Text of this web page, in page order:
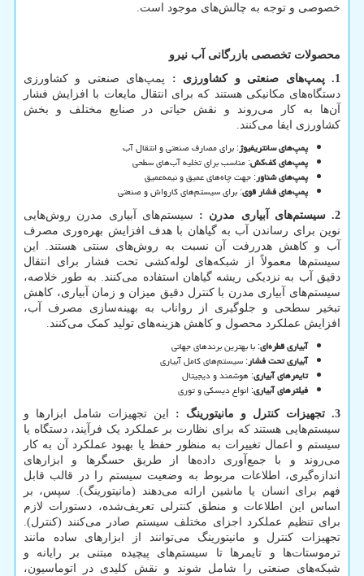
خصوصی و توجه به چالش‌های موجود است.
محصولات تخصصی بازرگانی آب نیرو
1. پمپ‌های صنعتی و کشاورزی :
پمپ‌های صنعتی و کشاورزی
دستگاه‌های مکانیکی هستند که برای انتقال مایعات با افزایش فشار
آن‌ها به کار می‌روند و نقش حیاتی در صنایع مختلف و بخش
کشاورزی ایفا می‌کنند.
پمپ‌های سانتریفیوژ: برای مصارف صنعتی و انتقال آب
پمپ‌های کف‌کش: مناسب برای تخلیه آب‌های سطحی
پمپ‌های شناور: جهت چاه‌های عمیق و نیمه‌عمیق
پمپ‌های فشار قوی: برای سیستم‌های کارواش و صنعتی
2. سیستم‌های آبیاری مدرن :
سیستم‌های آبیاری مدرن روش‌هایی
نوین برای رساندن آب به گیاهان با هدف افزایش بهره‌وری مصرف
آب و کاهش هدررفت آن نسبت به روش‌های سنتی هستند. این
سیستم‌ها معمولاً از شبکه‌های لوله‌کشی تحت فشار برای انتقال
دقیق آب به نزدیکی ریشه گیاهان استفاده می‌کنند. به طور خلاصه،
سیستم‌های آبیاری مدرن با کنترل دقیق میزان و زمان آبیاری، کاهش
تبخیر سطحی و جلوگیری از رواناب به بهینه‌سازی مصرف آب،
افزایش عملکرد محصول و کاهش هزینه‌های تولید کمک می‌کنند.
آبیاری قطره‌ای: با بهترین برندهای جهانی
آبیاری تحت فشار: سیستم‌های کامل آبیاری
تایمرهای آبیاری: هوشمند و دیجیتال
فیلترهای آبیاری: انواع دیسکی و توری
3. تجهیزات کنترل و مانیتورینگ :
این تجهیزات شامل ابزارها و
سیستم‌هایی هستند که برای نظارت بر عملکرد یک فرآیند، دستگاه یا
سیستم و اعمال تغییرات به منظور حفظ یا بهبود عملکرد آن به کار
می‌روند و با جمع‌آوری داده‌ها از طریق حسگرها و ابزارهای
اندازه‌گیری، اطلاعات مربوط به وضعیت سیستم را در قالب قابل
فهم برای انسان یا ماشین ارائه می‌دهند (مانیتورینگ). سپس، بر
اساس این اطلاعات و منطق کنترلی تعریف‌شده، دستورات لازم
برای تنظیم عملکرد اجزای مختلف سیستم صادر می‌کنند (کنترل).
تجهیزات کنترل و مانیتورینگ می‌توانند از ابزارهای ساده مانند
ترموستات‌ها و تایمرها تا سیستم‌های پیچیده مبتنی بر رایانه و
شبکه‌های صنعتی را شامل شوند و نقش کلیدی در اتوماسیون،